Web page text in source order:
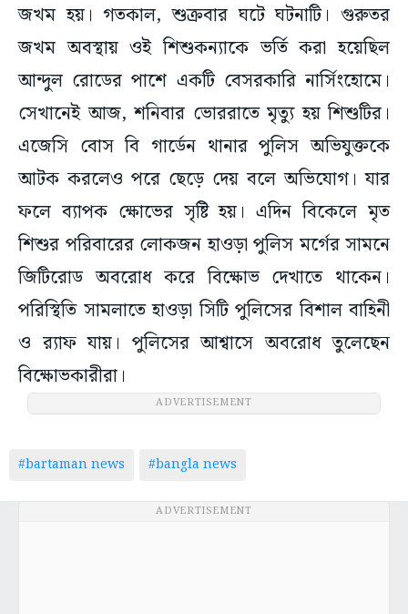
জখম হয়। গতকাল, শুক্রবার ঘটে ঘটনাটি। গুরুতর
জখম অবস্থায় ওই শিশুকন্যাকে ভর্তি করা হয়েছিল
আন্দুল রোডের পাশে একটি বেসরকারি নার্সিংহোমে।
সেখানেই আজ, শনিবার ভোররাতে মৃত্যু হয় শিশুটির।
এজেসি বোস বি গার্ডেন থানার পুলিস অভিযুক্তকে
আটক করলেও পরে ছেড়ে দেয় বলে অভিযোগ। যার
ফলে ব্যাপক ক্ষোভের সৃষ্টি হয়। এদিন বিকেলে মৃত
শিশুর পরিবারের লোকজন হাওড়া পুলিস মর্গের সামনে
জিটিরোড অবরোধ করে বিক্ষোভ দেখাতে থাকেন।
পরিস্থিতি সামলাতে হাওড়া সিটি পুলিসের বিশাল বাহিনী
ও র‍্যাফ যায়। পুলিসের আশ্বাসে অবরোধ তুলেছেন
বিক্ষোভকারীরা।
ADVERTISEMENT
#bartaman news #bangla news
ADVERTISEMENT